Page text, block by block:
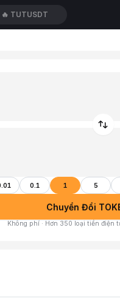
🔥 TUTUSDT
0.1 1 5
Chuyển Đổi
Không phí · Hơn 350 loại tiền điện